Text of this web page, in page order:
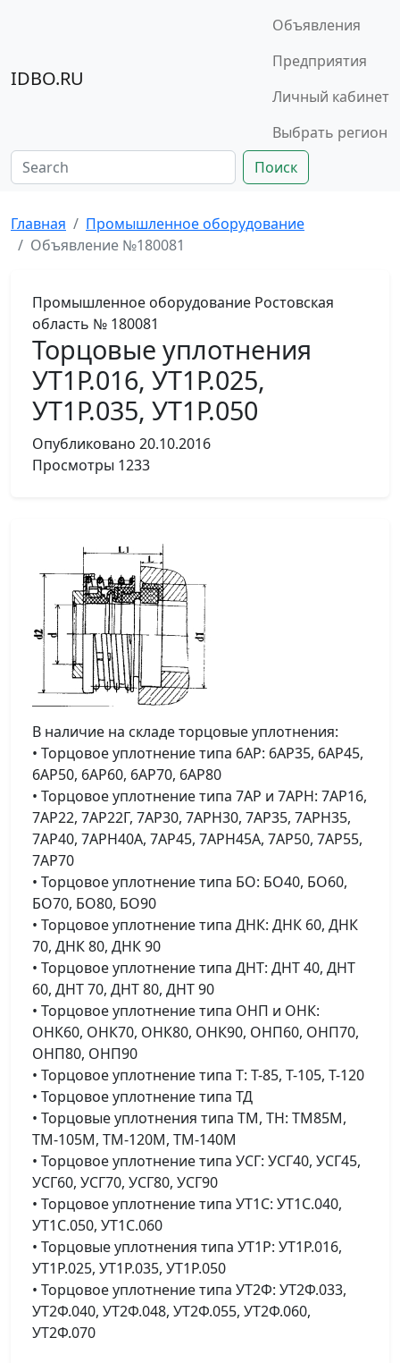
IDBO.RU
Объявления
Предприятия
Личный кабинет
Выбрать регион
Поиск
Главная
Промышленное оборудование
Объявление №180081
Промышленное оборудование Ростовская
область № 180081
Торцовые уплотнения
УТ1Р.016, УТ1Р.025,
УТ1Р.035, УТ1Р.050
Опубликовано 20.10.2016
Просмотры 1233
В наличие на складе торцовые уплотнения:
• Торцовое уплотнение типа 6АР: 6АР35, 6АР45,
6АР50, 6АР60, 6АР70, 6АР80
• Торцовое уплотнение типа 7АР и 7АРН: 7АР16,
7АР22, 7АР22Г, 7АР30, 7АРН30, 7АР35, 7АРН35,
7АР40, 7АРН40А, 7АР45, 7АРН45А, 7АР50, 7АР55,
7АР70
• Торцовое уплотнение типа БО: БО40, БО60,
БО70, БО80, БО90
• Торцовое уплотнение типа ДНК: ДНК 60, ДНК
70, ДНК 80, ДНК 90
• Торцовое уплотнение типа ДНТ: ДНТ 40, ДНТ
60, ДНТ 70, ДНТ 80, ДНТ 90
• Торцовое уплотнение типа ОНП и ОНК:
ОНК60, ОНК70, ОНК80, ОНК90, ОНП60, ОНП70,
ОНП80, ОНП90
• Торцовое уплотнение типа Т: Т-85, Т-105, Т-120
• Торцовое уплотнение типа ТД
• Торцовые уплотнения типа TМ, ТН: ТМ85М,
ТМ-105М, ТМ-120М, ТМ-140М
• Торцовое уплотнение типа УСГ: УСГ40, УСГ45,
УСГ60, УСГ70, УСГ80, УСГ90
• Торцовое уплотнение типа УТ1С: УТ1С.040,
УТ1С.050, УТ1С.060
• Торцовые уплотнения типа УТ1Р: УТ1Р.016,
УТ1Р.025, УТ1Р.035, УТ1Р.050
• Торцовое уплотнение типа УТ2Ф: УТ2Ф.033,
УТ2Ф.040, УТ2Ф.048, УТ2Ф.055, УТ2Ф.060,
УТ2Ф.070